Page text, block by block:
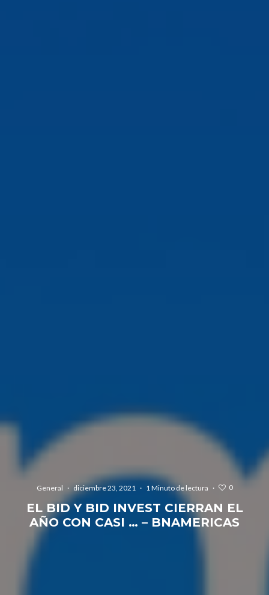
General · diciembre 23, 2021 · 1 Minuto de lectura · 0
EL BID Y BID INVEST CIERRAN EL
AÑO CON CASI … – BNAMERICAS